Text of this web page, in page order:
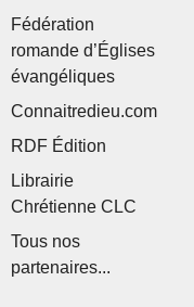
Fédération
romande d’Églises
évangéliques
Connaitredieu.com
RDF Édition
Librairie
Chrétienne CLC
Tous nos
partenaires...